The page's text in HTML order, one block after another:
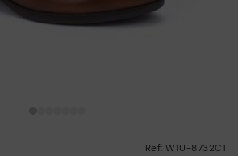
Ref: W1U-8732C1